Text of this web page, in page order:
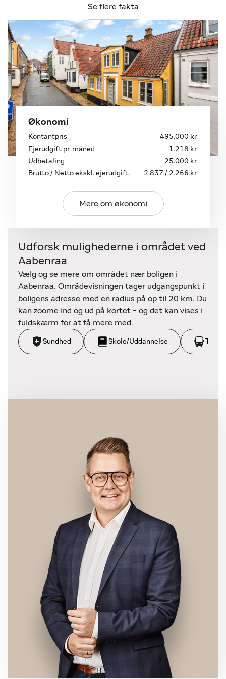
med bruseniche og plads til vaskemaskine samt et
dejligt stort værelse/stue. Herinde kan I snildt
møblere med både dobbeltseng og et
hjemmekontor, så studierne kan passes på bedste
vis.
Udendørs deles den lille gårdhave med de øvrige
beboere i de charmerende bindingsværkshuse på
for at stable trækævlerne til brændeovnen under
halvtag og i sommerhalvåret sætte et lille cafébord
med et par stole under køkkenvinduet.
Se flere fakta
Økonomi
Kontantpris
495.000 kr.
Ejerudgift pr. måned
1.218 kr.
Udbetaling
25.000 kr.
Brutto / Netto ekskl. ejerudgift
2.837 / 2.266 kr.
Mere om økonomi
Udforsk mulighederne i området ved
Aabenraa
Vælg og se mere om området nær boligen i
Aabenraa. Områdevisningen tager udgangspunkt i
boligens adresse med en radius på op til 20 km. Du
kan zoome ind og ud på kortet - og det kan vises i
fuldskærm for at få mere med.
Sundhed Skole/Uddannelse